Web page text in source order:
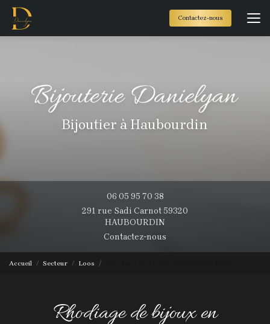
Aller
contenu
Contactez-nous
Bijoutier à Haubourdin
06 05 95 70 38
291 rue Sadi Carnot 59320
HAUBOURDIN
Contactez-nous
Accueil Secteur Loos
Rhodiage de bijoux en